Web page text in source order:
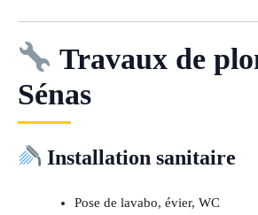
Travaux de
Sénas
Installation sanitaire
Pose de lavabo, évier, WC